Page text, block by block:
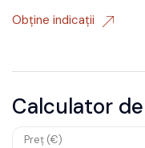
Obține indicații
Calculator
Preț (€)